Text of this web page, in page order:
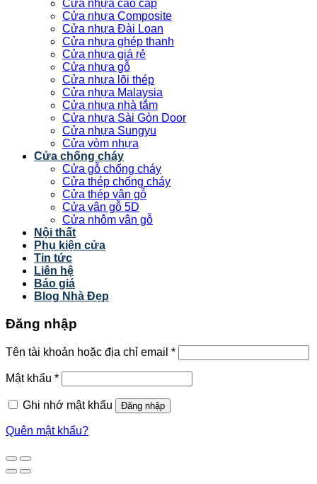
Cửa nhựa cao cấp
Cửa nhựa Composite
Cửa nhựa Đài Loan
Cửa nhựa ghép thanh
Cửa nhựa giá rẻ
Cửa nhựa gỗ
Cửa nhựa lõi thép
Cửa nhựa Malaysia
Cửa nhựa nhà tắm
Cửa nhựa Sài Gòn Door
Cửa nhựa Sungyu
Cửa vòm nhựa
Cửa chống cháy
Cửa gỗ chống cháy
Cửa thép chống cháy
Cửa thép vân gỗ
Cửa vân gỗ 5D
Cửa nhôm vân gỗ
Nội thất
Phụ kiện cửa
Tin tức
Liên hệ
Báo giá
Blog Nhà Đẹp
Đăng nhập
Tên tài khoản hoặc địa chỉ email *
Mật khẩu *
Ghi nhớ mật khẩu Đăng nhập
Quên mật khẩu?